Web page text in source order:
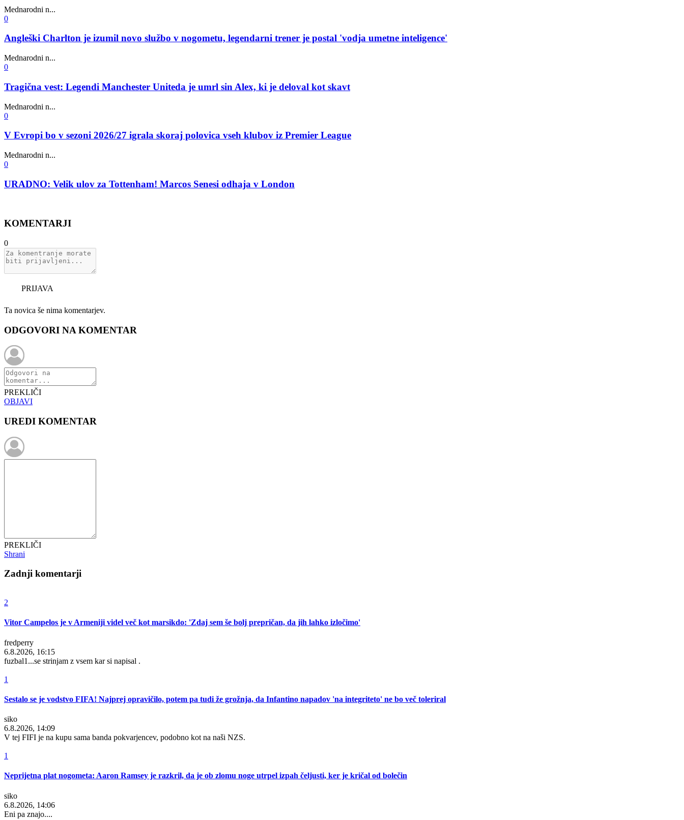
Mednarodni n...
0
Angleški Charlton je izumil novo službo v nogometu, legendarni trener je postal 'vodja umetne inteligence'
Mednarodni n...
0
Tragična vest: Legendi Manchester Uniteda je umrl sin Alex, ki je deloval kot skavt
Mednarodni n...
0
V Evropi bo v sezoni 2026/27 igrala skoraj polovica vseh klubov iz Premier League
Mednarodni n...
0
URADNO: Velik ulov za Tottenham! Marcos Senesi odhaja v London
KOMENTARJI
0
PRIJAVA
Ta novica še nima komentarjev.
ODGOVORI NA KOMENTAR
PREKLIČI
OBJAVI
UREDI KOMENTAR
PREKLIČI
Shrani
Zadnji komentarji
2
Vitor Campelos je v Armeniji videl več kot marsikdo: 'Zdaj sem še bolj prepričan, da jih lahko izločimo'
fredperry
6.8.2026, 16:15
fuzbal1...se strinjam z vsem kar si napisal .
1
Sestalo se je vodstvo FIFA! Najprej opravičilo, potem pa tudi že grožnja, da Infantino napadov 'na integriteto' ne bo več toleriral
siko
6.8.2026, 14:09
V tej FIFI je na kupu sama banda pokvarjencev, podobno kot na naši NZS.
1
Neprijetna plat nogometa: Aaron Ramsey je razkril, da je ob zlomu noge utrpel izpah čeljusti, ker je kričal od bolečin
siko
6.8.2026, 14:06
Eni pa znajo....